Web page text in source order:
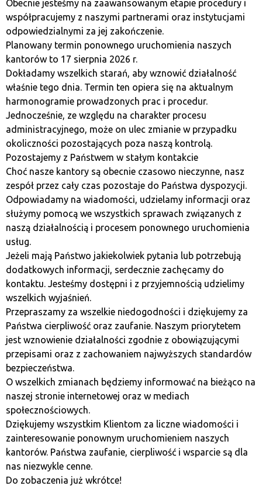
Ключові характеристики
Crypto.com:
картка Visa Crypto.com
криптовалюту на покупки
привабливий відсотокпри стейкінгу
криптовалют
доступ до ринків DeFi та NFT.
Недоліки:
високі комісії за виведення
обмежені інструменти для створення
графіків.
Додатки для
криптовалют для
новачків
Новачок на крипторинку? Не хвилюйся! Встанови
наступні додатки, і поступово увійдеш у технологію
блокчейн!
Trust Wallet – універсальний
криптовалютний гаманець
Trust Walletпідтримує багато блокчейнів, що
робить його чудовим рішенням для тих, хто починає
свій шлях у криптовалютах і потребує надійного
Obecnie jesteśmy na zaawansowanym etapie procedury i
współpracujemy z naszymi partnerami oraz instytucjami
odpowiedzialnymi za jej zakończenie.
Planowany termin ponownego uruchomienia naszych
kantorów to 17 sierpnia 2026 r.
Dokładamy wszelkich starań, aby wznowić działalność
właśnie tego dnia. Termin ten opiera się na aktualnym
harmonogramie prowadzonych prac i procedur.
Jednocześnie, ze względu na charakter procesu
administracyjnego, może on ulec zmianie w przypadku
okoliczności pozostających poza naszą kontrolą.
Pozostajemy z Państwem w stałym kontakcie
Choć nasze kantory są obecnie czasowo nieczynne, nasz
zespół przez cały czas pozostaje do Państwa dyspozycji.
Odpowiadamy na wiadomości, udzielamy informacji oraz
służymy pomocą we wszystkich sprawach związanych z
naszą działalnością i procesem ponownego uruchomienia
usług.
Jeżeli mają Państwo jakiekolwiek pytania lub potrzebują
dodatkowych informacji, serdecznie zachęcamy do
kontaktu. Jesteśmy dostępni i z przyjemnością udzielimy
wszelkich wyjaśnień.
Przepraszamy za wszelkie niedogodności i dziękujemy za
Państwa cierpliwość oraz zaufanie. Naszym priorytetem
jest wznowienie działalności zgodnie z obowiązującymi
przepisami oraz z zachowaniem najwyższych standardów
bezpieczeństwa.
O wszelkich zmianach będziemy informować na bieżąco na
naszej stronie internetowej oraz w mediach
społecznościowych.
Dziękujemy wszystkim Klientom za liczne wiadomości i
zainteresowanie ponownym uruchomieniem naszych
kantorów. Państwa zaufanie, cierpliwość i wsparcie są dla
nas niezwykle cenne.
Do zobaczenia już wkrótce!